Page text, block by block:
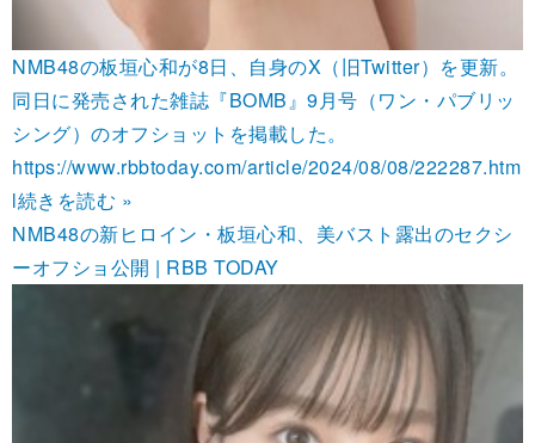
NMB48の板垣心和が8日、自身のX（旧Twitter）を更新。
同日に発売された雑誌『BOMB』9月号（ワン・パブリッ
シング）のオフショットを掲載した。
https://www.rbbtoday.com/article/2024/08/08/222287.htm
l続きを読む »
NMB48の新ヒロイン・板垣心和、美バスト露出のセクシ
ーオフショ公開 | RBB TODAY